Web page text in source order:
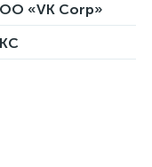
«VK Corp»